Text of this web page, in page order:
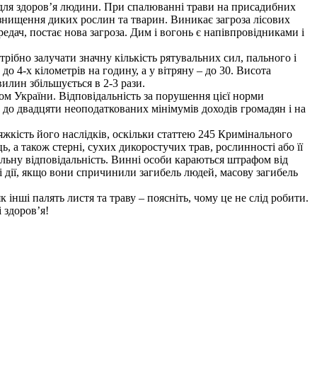
здоров’я людини. При спалюванні трави на присадибних
диких рослин та тварин. Виникає загроза лісових
постає нова загроза. Дим і вогонь є напівпровідниками і
залучати значну кількість рятувальних сил, пального і
4-х кілометрів на годину, а у вітряну – до 30. Висота
збільшується в 2-3 рази.
України. Відповідальність за порушення цієї норми
двадцяти неоподаткованих мінімумів доходів громадян і на
його наслідків, оскільки статтею 245 Кримінального
також стерні, сухих дикоростучих трав, рослинності або її
відповідальність. Винні особи караються штрафом від
дії, якщо вони спричинили загибель людей, масову загибель
палять листя та траву – поясніть, чому це не слід робити.